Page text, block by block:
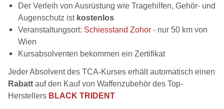
Der Verleih von Ausrüstung wie Tragehilfen, Gehör- und
Augenschutz ist kostenlos
Veranstaltungsort: Schiesstand Zohor - nur 50 km von
Wien
Kursabsolventen bekommen ein Zertifikat
Jeder Absolvent des TCA-Kurses erhält automatisch einen
Rabatt auf den Kauf von Waffenzubehör des Top-
Herstellers BLACK TRIDENT